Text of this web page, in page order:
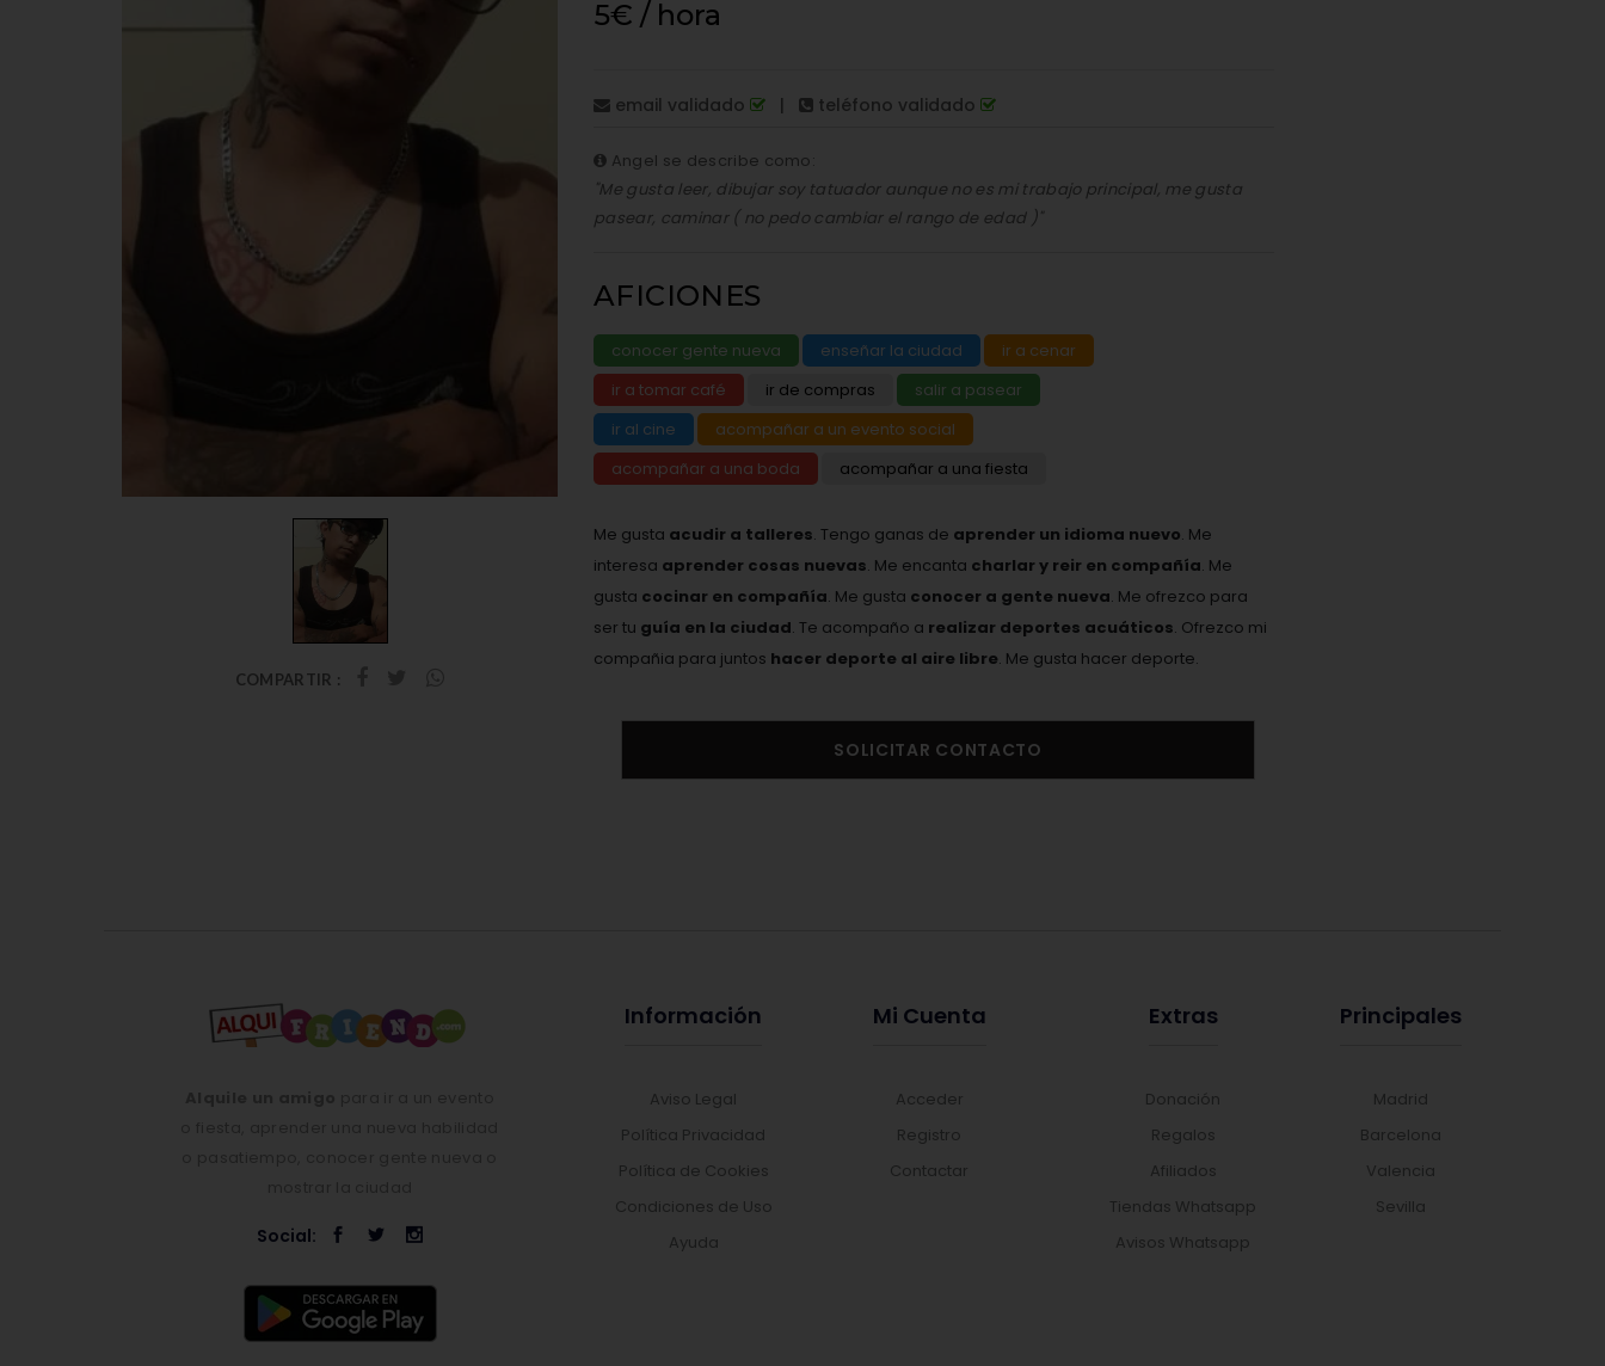
COMPARTIR :
5€ / hora
email validado | teléfono validado
Angel se describe como:
"Me gusta leer, dibujar soy tatuador aunque no es mi trabajo principal, me gusta
pasear, caminar ( no pedo cambiar el rango de edad )"
AFICIONES
conocer gente nueva enseñar la ciudad
ir a cenar
ir a tomar café
ir de compras
salir a pasear
ir al cine
acompañar a un evento social
acompañar a una boda
acompañar a una fiesta
Me gusta acudir a talleres. Tengo ganas de aprender un idioma nuevo. Me
interesa aprender cosas nuevas. Me encanta charlar y reir en compañía. Me
gusta cocinar en compañía. Me gusta conocer a gente nueva. Me ofrezco para
ser tu guía en la ciudad. Te acompaño a realizar deportes acuáticos. Ofrezco mi
compañia para juntos hacer deporte al aire libre. Me gusta hacer deporte.
SOLICITAR CONTACTO
Social:
Información
Aviso Legal
Política Privacidad
Política de Cookies
Condiciones de Uso
Ayuda
Mi Cuenta
Acceder
Registro
Contactar
Extras
Donación
Regalos
Afiliados
Tiendas Whatsapp
Avisos Whatsapp
Principales
Madrid
Barcelona
Valencia
Sevilla